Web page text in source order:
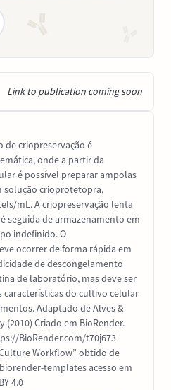
Link to publication coming soon
de criopreservação é
onde a partir da
é possível preparar ampolas
solução crioprotetopra,
mL. A criopreservação lenta
seguida de armazenamento em
indefinido. O
ocorrer de forma rápida em
de descongelamento
de laboratório, mas deve ser
características do cultivo celular
Adaptado de Alves &
(2010) Criado em BioRender.
BioRender.com/t70j673
Workflow” obtido de
templates acesso em
4.0